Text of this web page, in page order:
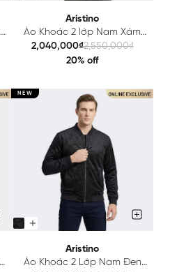
Aristino
Áo Khoác 2 lớp Nam Xám
Aristino Regular Fit
AJK606EDP01
2,040,000₫2,550,000₫
20% off
NEW
Aristino
Áo Khoác 2 Lớp Nam Đen